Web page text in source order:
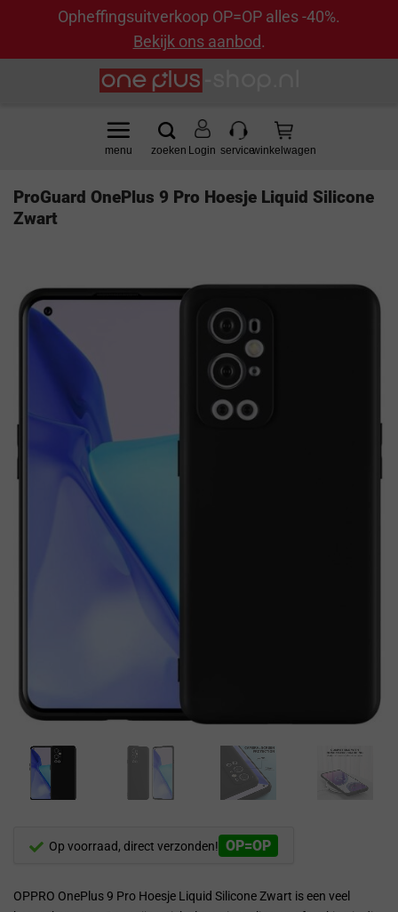
Opheffingsuitverkoop OP=OP alles -40%.
Bekijk ons aanbod.
Login
ProGuard OnePlus 9 Pro Hoesje Liquid Silicone
Zwart
Op voorraad, direct verzonden! OP=OP
OPPRO OnePlus 9 Pro Hoesje Liquid Silicone Zwart is een veel